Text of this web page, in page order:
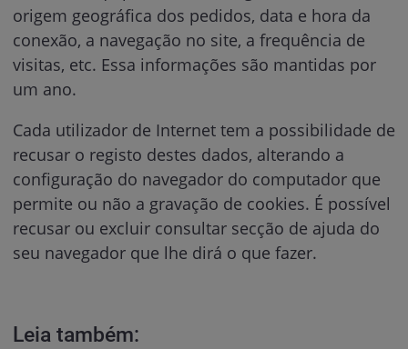
origem geográfica dos pedidos, data e hora da
conexão, a navegação no site, a frequência de
visitas, etc. Essa informações são mantidas por
um ano.
Cada utilizador de Internet tem a possibilidade de
recusar o registo destes dados, alterando a
configuração do navegador do computador que
permite ou não a gravação de cookies. É possível
recusar ou excluir consultar secção de ajuda do
seu navegador que lhe dirá o que fazer.
Leia também: